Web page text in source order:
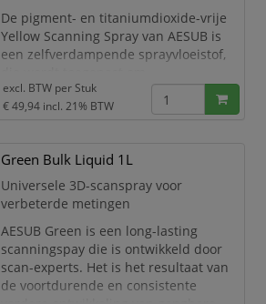
De pigment- en titaniumdioxide-vrije
Yellow Scanning Spray van AESUB is
een zelfverdampende sprayvloeistof,
basisproblemen in 3D-meettechnologie
te elimineren. Vooral in gevoelige
dunne en homogene coating gevoelige
apparatuur tegen vervuiling die zou
kunnen ontstaan door de afzet
excl. BTW per Stuk
€ 49,94 incl. 21% BTW
Green Bulk Liquid 1L
Universele 3D-scanspray voor
verbeterde metingen
AESUB Green is een long-lasting
scanningspay die is ontwikkeld door
scan-experts. Het is het resultaat van
de voortdurende en consistente